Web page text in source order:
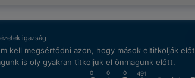
igazság
kell megsértődni azon, hogy mások eltitkolják
is oly gyakran titkoljuk el önmagunk előtt.
0 0 0 491